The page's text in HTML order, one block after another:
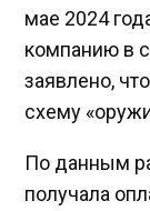
мае 2024
компанию в
заявлено,
схему
По данным
получала